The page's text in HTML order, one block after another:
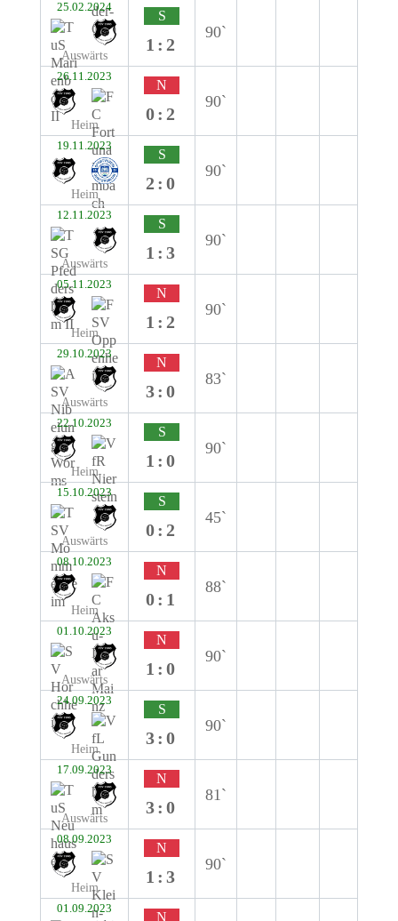
25.02.2024
Auswärts
S
1:2
90`
26.11.2023
Heim
N
0:2
90`
19.11.2023
Heim
S
2:0
90`
12.11.2023
Auswärts
S
1:3
90`
05.11.2023
Heim
N
1:2
90`
29.10.2023
Auswärts
N
3:0
83`
22.10.2023
Heim
S
1:0
90`
15.10.2023
Auswärts
S
0:2
45`
08.10.2023
Heim
N
0:1
88`
01.10.2023
Auswärts
N
1:0
90`
24.09.2023
Heim
S
3:0
90`
17.09.2023
Auswärts
N
3:0
81`
08.09.2023
Heim
N
1:3
90`
01.09.2023
N